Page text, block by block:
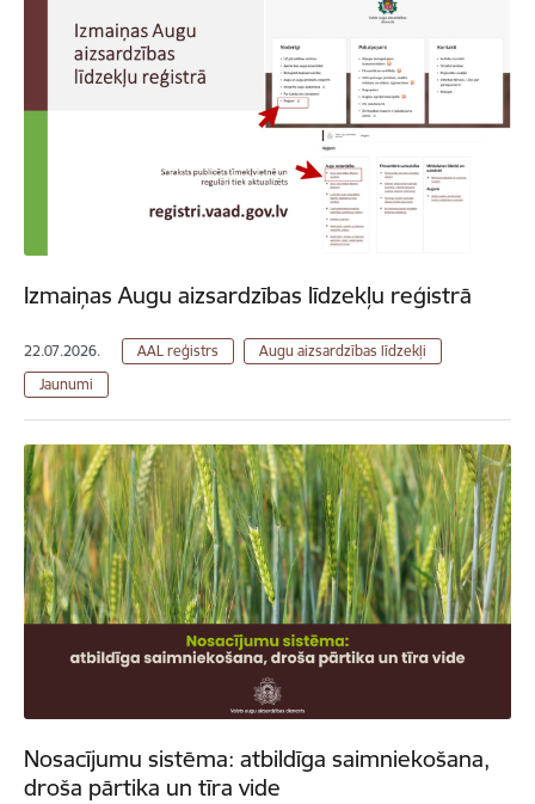
Izmaiņas Augu aizsardzības līdzekļu reģistrā
22.07.2026. AAL reģistrs
Augu aizsardzības līdzekļi
Jaunumi
Nosacījumu sistēma: atbildīga saimniekošana,
droša pārtika un tīra vide